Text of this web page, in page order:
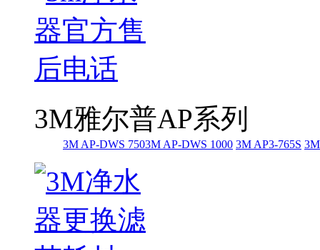
3M雅尔普AP系列
3M AP-DWS 7503M AP-DWS 1000 3M AP3-765S